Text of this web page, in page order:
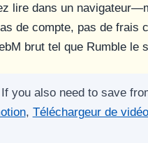
lire dans un
de compte, pas de frais
brut tel que Rumble le
you also need to save
, Téléchargeur de